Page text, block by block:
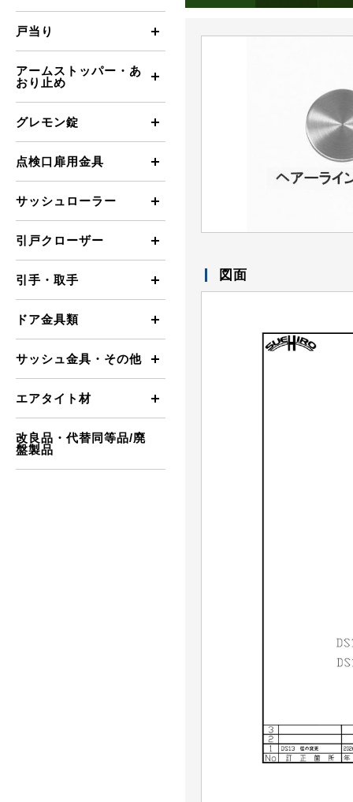
戸当り
アームストッパー・あ
おり止め
グレモン錠
点検口扉用金具
サッシュローラー
引戸クローザー
引手・取手
ドア金具類
サッシュ金具・その他
エアタイト材
改良品・代替同等品/廃
盤製品
図面